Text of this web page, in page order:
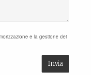
e la gestione dei